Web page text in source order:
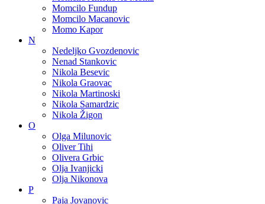
Momcilo Fundup
Momcilo Macanovic
Momo Kapor
N
Nedeljko Gvozdenovic
Nenad Stankovic
Nikola Besevic
Nikola Graovac
Nikola Martinoski
Nikola Samardzic
Nikola Žigon
O
Olga Milunovic
Oliver Tihi
Olivera Grbic
Olja Ivanjicki
Olja Nikonova
P
Paja Jovanovic